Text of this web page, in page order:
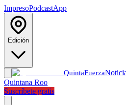
ImpresoPodcastApp
Edición
QuintaFuerza
Quintana Roo
Suscríbete gratis